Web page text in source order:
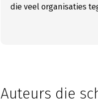
die veel organisaties
Auteurs die